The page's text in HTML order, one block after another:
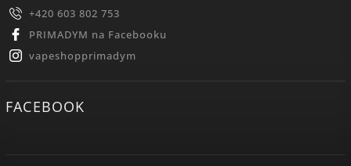
+420 603 802 753
PRIMADYM na Facebooku
vapeshopprimadym
FACEBOOK